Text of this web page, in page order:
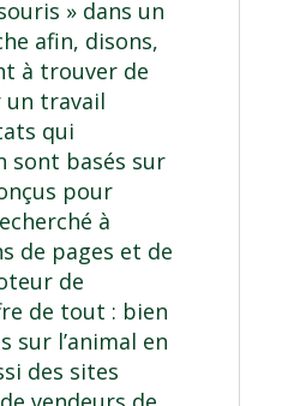
» dans un
afin, disons,
à trouver de
un travail
qui
sont basés sur
pour
à
de pages et de
de
de tout : bien
sur l’animal en
des sites